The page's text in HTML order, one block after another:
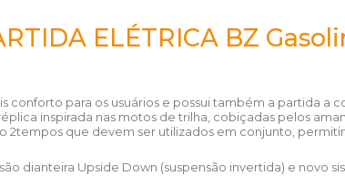
ELÉTRICA BZ
conforto para os usuários e possui também a partida a
inspirada nas motos de trilha, cobiçadas pelos
2tempos que devem ser utilizados em conjunto,
dianteira Upside Down (suspensão invertida) e novo